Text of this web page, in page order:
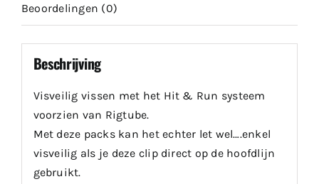
Beoordelingen (0)
Beschrijving
Visveilig vissen met het Hit & Run systeem
voorzien van Rigtube.
Met deze packs kan het echter let wel….enkel
visveilig als je deze clip direct op de hoofdlijn
gebruikt.